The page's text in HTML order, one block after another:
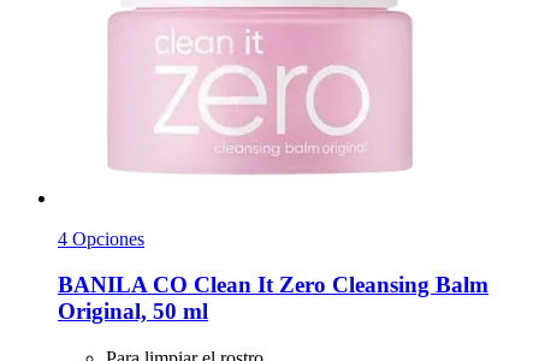
4 Opciones
BANILA CO Clean It Zero Cleansing Balm
Original, 50 ml